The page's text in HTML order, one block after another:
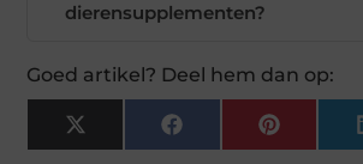
dierensupplementen?
Goed artikel? Deel hem dan op:
X
(Twitter)
FacebookPinterest